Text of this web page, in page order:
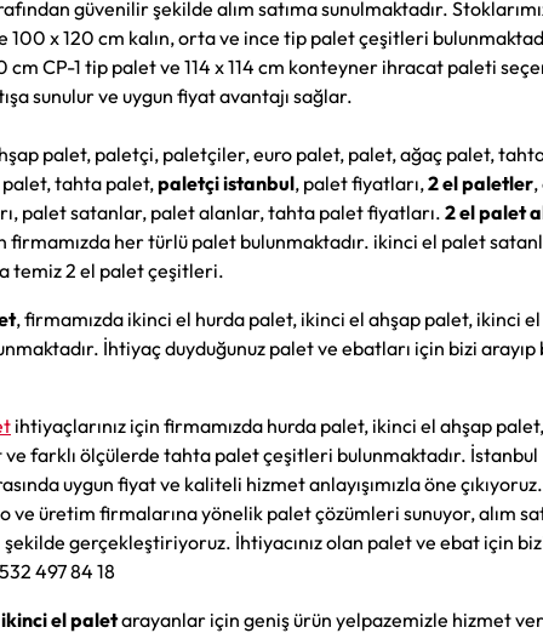
güvenilir şekilde alım satıma sunulmaktadır.
x 120 cm kalın, orta ve ince tip palet çeşitleri
cm CP-1 tip palet ve 114 x 114 cm konteyner ihracat paleti
sunulur ve uygun fiyat avantajı sağlar.
palet, paletçi, paletçiler, euro palet, palet, ağaç palet,
tahta palet,paletçi istanbul, palet fiyatları,2 el paletler
palet satanlar, palet alanlar, tahta palet fiyatları. 2 el palet
firmamızda her türlü palet bulunmaktadır. ikinci el palet
temiz 2 el palet çeşitleri.
, firmamızda ikinci el hurda palet, ikinci el ahşap palet, ikinci
İhtiyaç duyduğunuz palet ve ebatları için bizi arayıp
ihtiyaçlarınız için firmamızda hurda palet, ikinci el ahşap
farklı ölçülerde tahta palet çeşitleri bulunmaktadır. İstanbul
uygun fiyat ve kaliteli hizmet anlayışımızla öne çıkıyoruz.
ve üretim firmalarına yönelik palet çözümleri sunuyor, alım
şekilde gerçekleştiriyoruz. İhtiyacınız olan palet ve ebat için
497 84 18
el paletarayanlar için geniş ürün yelpazemizle hizmet